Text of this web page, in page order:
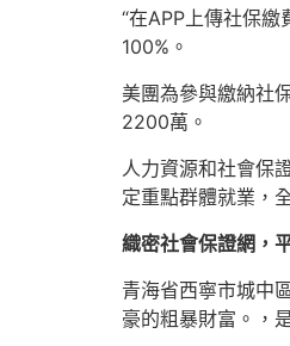
“在APP上傳社保
100%。
美團為參與繳納社
2200萬。
人力資源和社會保
定重點群體就業，
織密社會保證網，
青海省西寧市城中
豪的粗暴財富。，